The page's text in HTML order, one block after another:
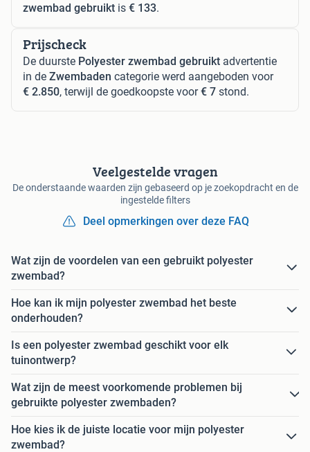
zwembad gebruikt is € 133.
Prijscheck
De duurste Polyester zwembad gebruikt advertentie
in de Zwembaden categorie werd aangeboden voor
€ 2.850, terwijl de goedkoopste voor€ 7 stond.
Veelgestelde vragen
De onderstaande waarden zijn gebaseerd op je zoekopdracht en de
ingestelde filters
Deel opmerkingen over deze FAQ
Wat zijn de voordelen van een gebruikt polyester
zwembad?
Hoe kan ik mijn polyester zwembad het beste
onderhouden?
Is een polyester zwembad geschikt voor elk
tuinontwerp?
Wat zijn de meest voorkomende problemen bij
gebruikte polyester zwembaden?
Hoe kies ik de juiste locatie voor mijn polyester
zwembad?